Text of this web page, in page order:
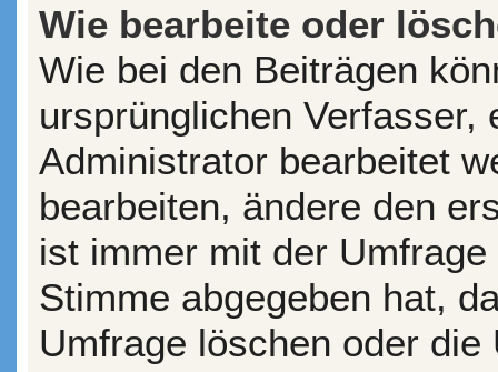
Wie bearbeite oder
Wie bei den Beiträgen
ursprünglichen Verfasser,
Administrator bearbeitet
bearbeiten, ändere den
ist immer mit der
Stimme abgegeben hat,
Umfrage löschen oder